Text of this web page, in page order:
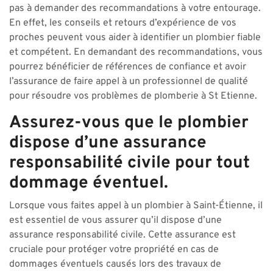
pas à demander des recommandations à votre entourage.
En effet, les conseils et retours d’expérience de vos
proches peuvent vous aider à identifier un plombier fiable
et compétent. En demandant des recommandations, vous
pourrez bénéficier de références de confiance et avoir
l’assurance de faire appel à un professionnel de qualité
pour résoudre vos problèmes de plomberie à St Etienne.
Assurez-vous que le plombier
dispose d’une assurance
responsabilité civile pour tout
dommage éventuel.
Lorsque vous faites appel à un plombier à Saint-Étienne, il
est essentiel de vous assurer qu’il dispose d’une
assurance responsabilité civile. Cette assurance est
cruciale pour protéger votre propriété en cas de
dommages éventuels causés lors des travaux de